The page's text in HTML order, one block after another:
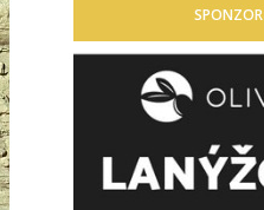
SPONZOR